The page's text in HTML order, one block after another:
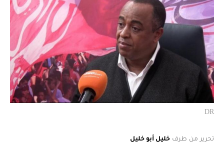
DR
تحرير من طرف خليل أبو خليل